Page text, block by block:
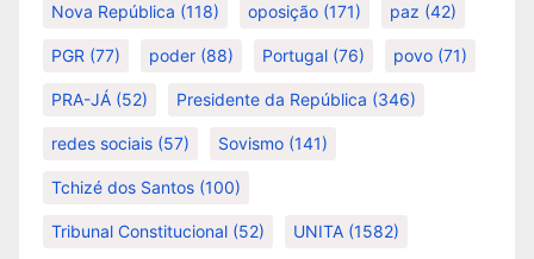
Nova República (118) oposição (171) paz (42)
PGR (77) poder (88) Portugal (76) povo (71)
PRA-JÁ (52) Presidente da República (346)
redes sociais (57) Sovismo (141)
Tchizé dos Santos (100)
Tribunal Constitucional (52) UNITA (1582)